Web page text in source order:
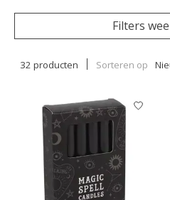
Filters
32 producten Sorteren op